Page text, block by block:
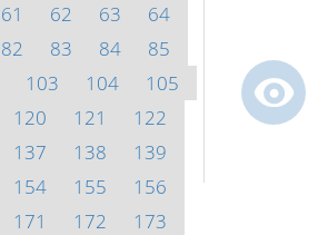
61 62 63
64
82 83 84
85
103 104
105
120 121
122
137 138
139
154 155
156
171 172
173